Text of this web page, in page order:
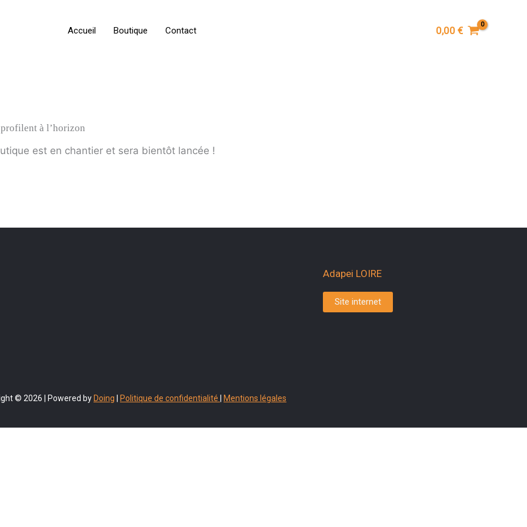
Accueil Boutique Contact 0,00€
profilent à l’horizon
est en chantier et sera bientôt lancée !
Adapei LOIRE
Site internet
© 2026 | Powered by Doing Politique de confidentialité Mentions légales